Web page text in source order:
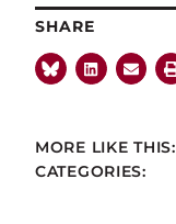
SHARE
MORE LIKE THIS:
CATEGORIES: